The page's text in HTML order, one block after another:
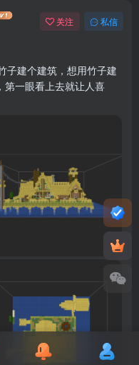
关注 私信
子建个建筑，想用竹子建
第一眼看上去就让人喜